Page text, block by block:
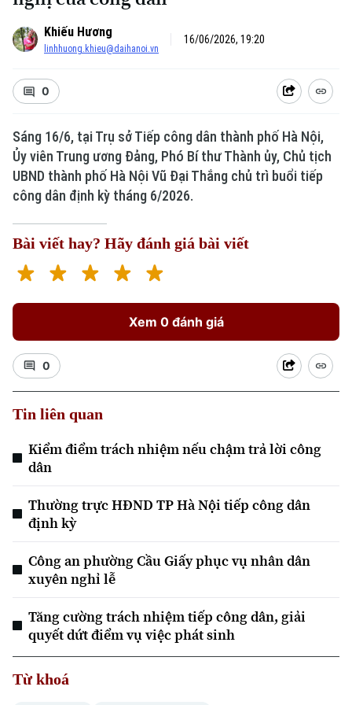
Xu hướng
Chuyên mục
Thời sự
Khiếu Hương
linhhuong.khieu@daihanoi.vn
16/06/2026, 19:20
0
Sáng 16/6, tại Trụ sở Tiếp công dân thành phố Hà Nội,
Ủy viên Trung ương Đảng, Phó Bí thư Thành ủy, Chủ tịch
UBND thành phố Hà Nội Vũ Đại Thắng chủ trì buổi tiếp
công dân định kỳ tháng 6/2026.
Bài viết hay? Hãy đánh giá bài viết
Xem 0 đánh giá
0
Tin liên quan
Kiểm điểm trách nhiệm nếu chậm trả lời công
dân
Thường trực HĐND TP Hà Nội tiếp công dân
định kỳ
Công an phường Cầu Giấy phục vụ nhân dân
xuyên nghỉ lễ
Tăng cường trách nhiệm tiếp công dân, giải
quyết dứt điểm vụ việc phát sinh
Từ khoá